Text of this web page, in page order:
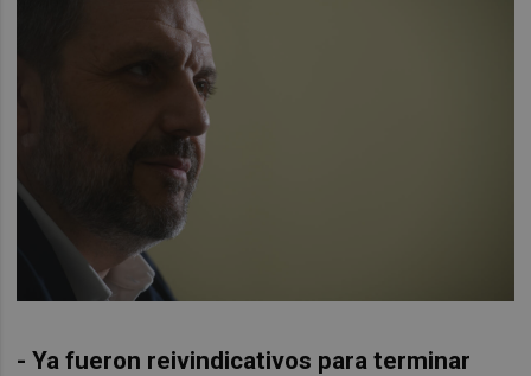
- Ya fueron reivindicativos para terminar